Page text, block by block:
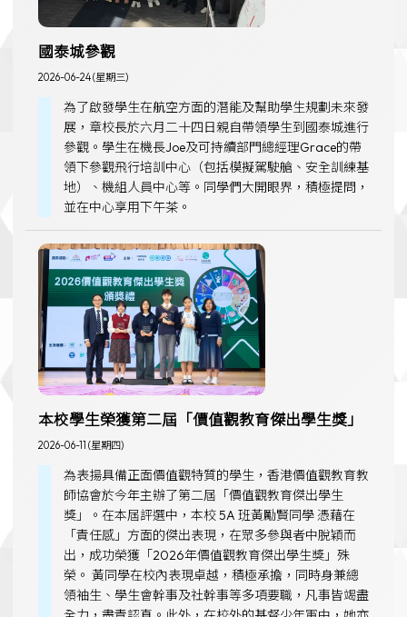
國泰城參觀
2026-06-24 (星期三)
為了啟發學生在航空方面的潛能及幫助學生規劃未來發
展，章校長於六月二十四日親自帶領學生到國泰城進行
參觀。學生在機長Joe及可持續部門總經理Grace的帶
領下參觀飛行培訓中心（包括模擬駕駛艙、安全訓練基
地）、機組人員中心等。同學們大開眼界，積極提問，
並在中心享用下午茶。
本校學生榮獲第二屆「價值觀教育傑出學生獎」
2026-06-11 (星期四)
為表揚具備正面價值觀特質的學生，香港價值觀教育教
師協會於今年主辦了第二屆「價值觀教育傑出學生
獎」。在本屆評選中，本校 5A 班黃勵賢同學 憑藉在
「責任感」方面的傑出表現，在眾多參與者中脫穎而
出，成功榮獲「2026年價值觀教育傑出學生獎」殊
榮。 黃同學在校內表現卓越，積極承擔，同時身兼總
領袖生、學生會幹事及社幹事等多項要職，凡事皆竭盡